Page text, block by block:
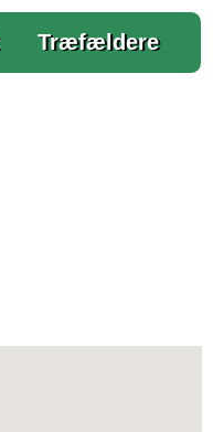
Træfældere